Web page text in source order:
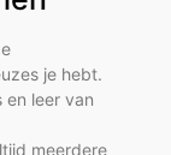
je hebt.
en leer van
meerdere